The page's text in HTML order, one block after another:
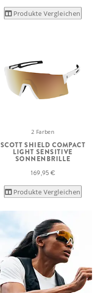
Produkte Vergleichen
2 Farben
SCOTT SHIELD COMPACT
LIGHT SENSITIVE
SONNENBRILLE
169,95 €
Produkte Vergleichen